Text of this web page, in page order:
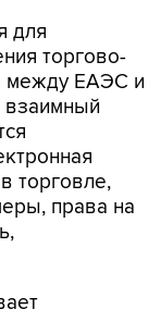
для
торгово-
между ЕАЭС и
торговле,
права на